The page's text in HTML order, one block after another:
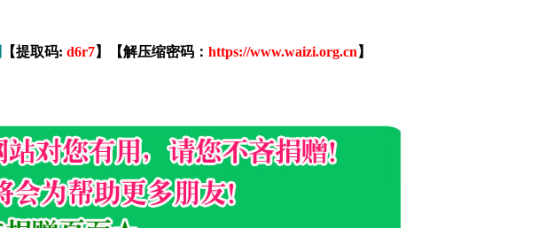
【提取码:d6r7】【解压缩密码：https://www.waizi.org.cn 】